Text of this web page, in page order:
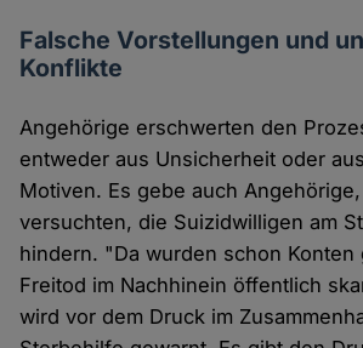
Falsche Vorstellungen und
Konflikte
Angehörige erschwerten den
entweder aus Unsicherheit oder
Motiven. Es gebe auch
versuchten, die Suizidwilligen am
hindern. "Da wurden schon Konten
Freitod im Nachhinein öffentlich
wird vor dem Druck im